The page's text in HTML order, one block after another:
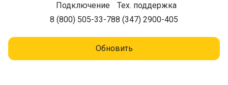
Подключение
8 (800) 505-33-78
Тех. поддержка
8 (347) 2900-405
Обновить